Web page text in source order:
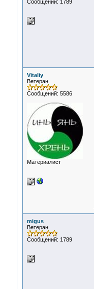
Сообщений: 1789
Vitaliy
Ветеран
Сообщений: 5586
Материалист
migus
Ветеран
Сообщений: 1789